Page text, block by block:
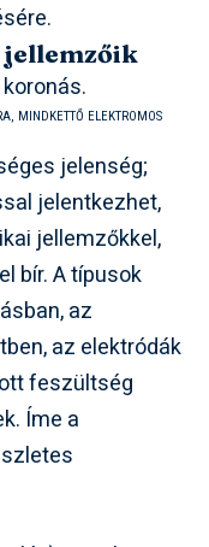
jellemzőik
MINDKETTŐ ELEKTROMOS
jelenség;
jelentkezhet,
jellemzőkkel,
bír. A típusok
az
az elektródák
feszültség
Íme a